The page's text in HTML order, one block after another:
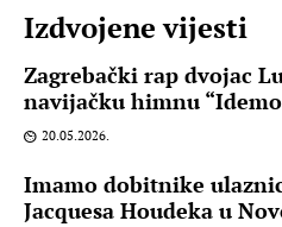
Izdvojene vijesti
Zagrebački rap dvojac
navijačku himnu
20.05.2026.
Imamo dobitnike
Jacquesa Houdeka u